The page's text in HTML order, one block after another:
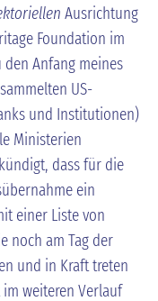
Ausrichtung
Foundation im
den Anfang meines
US-
und Institutionen)
Ministerien
dass für die
ein
einer Liste von
noch am Tag der
und in Kraft treten
weiteren Verlauf